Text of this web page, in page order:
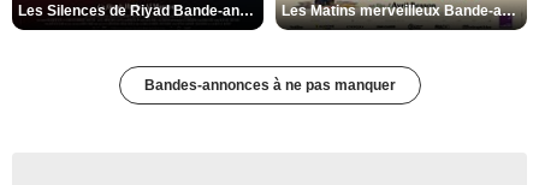
Les Silences de Riyad Bande-annonce VO STFR Les Matins merveilleux Bande-annonce VF
Bandes-annonces à ne pas manquer